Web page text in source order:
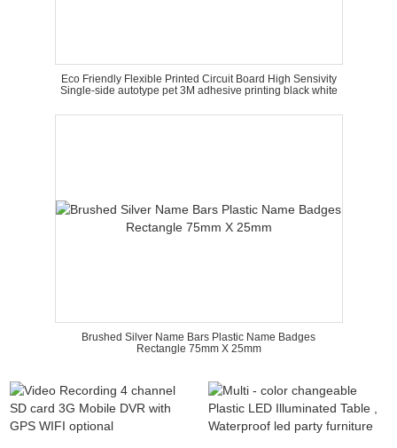
Eco Friendly Flexible Printed Circuit Board High Sensivity
Single-side autotype pet 3M adhesive printing black white
Brushed Silver Name Bars Plastic Name Badges
Rectangle 75mm X 25mm